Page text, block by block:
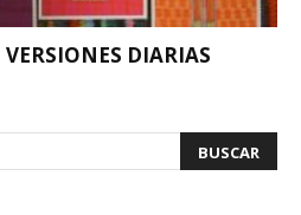
VERSIONES DIARIAS